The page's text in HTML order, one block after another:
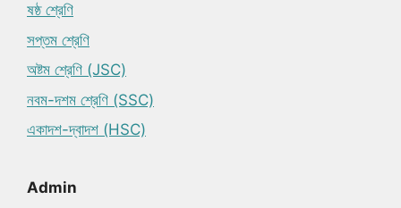
ষষ্ঠ শ্রেণি
সপ্তম শ্রেণি
অষ্টম শ্রেণি (JSC)
নবম-দশম শ্রেণি (SSC)
একাদশ-দ্বাদশ (HSC)
Admin